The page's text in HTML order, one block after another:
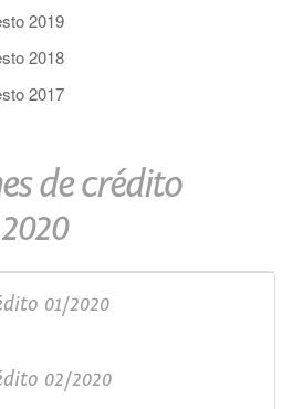
2019
2018
2017
de crédito
01/2020
02/2020